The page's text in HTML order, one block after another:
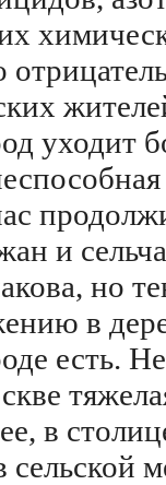
уходит
и
но
в
есть.
в
сельской